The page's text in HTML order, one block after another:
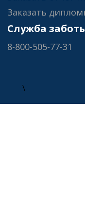
Заказать
Служба
8-800-505-77-31
\